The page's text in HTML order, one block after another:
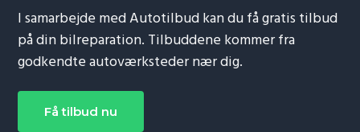
I samarbejde med Autotilbud kan du få gratis tilbud
på din bilreparation. Tilbuddene kommer fra
godkendte autoværksteder nær dig.
Få tilbud nu